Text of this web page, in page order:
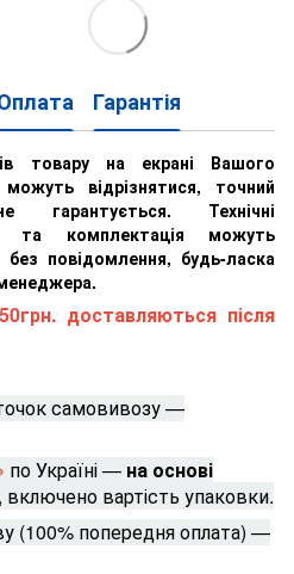
Гарантія
товару на екрані Вашого
відрізнятися, точний
гарантується. Технічні
та комплектація можуть
повідомлення, будь-ласка
доставляються після
самовивозу —
по Україні — на основі
, включено вартість упаковки.
(100% попередня оплата) —